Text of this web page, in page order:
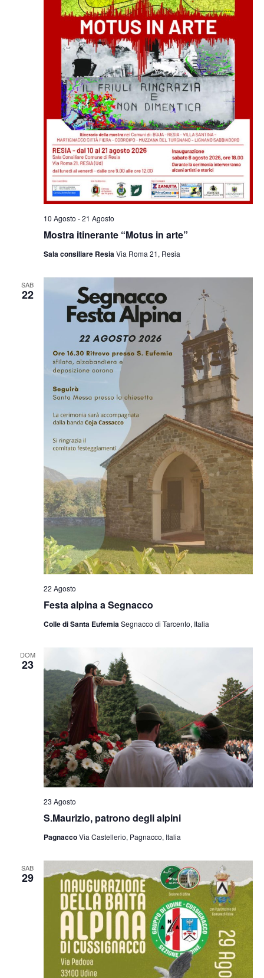
Mostra itinerante “Motus in arte”
10 Agosto -21 Agosto
Sala consiliare ResiaVia Roma 21, Resia
SAB
22
Festa alpina a Segnacco
22 Agosto
Colle di Santa EufemiaSegnacco di Tarcento, Italia
DOM
23
S.Maurizio, patrono degli alpini
23 Agosto
PagnaccoVia Castellerio, Pagnacco, Italia
SAB
29